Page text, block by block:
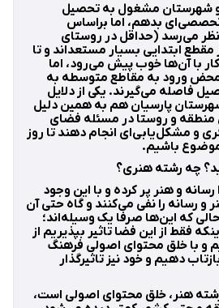
شهرستان مشغول به تحصیل
تحصصی‌ای بدهم، اما براساس
می‌رسد (حداقل در روستای
ابتدایی بسیار مستعداند و تا
با آن‌ها خوب پیش می‌رود، اما
ورود به مقاطع متوسطه به
فاصله می‌گیرند. یکی از دلایل
پارسیان هم به همین دلیل
منطقه و روستا در مسئله فضای
و مشکل‌یابی‌ای انجام دهند تا روز
باشیم.
چه رشته هنری؟
رسانه و هنر پر کرده و با این وجود
و رسانه را نفی می‌کنند و گاه حتی آن
که این‌ها صرفا یک وسیله‌اند؛
فقط از این فضا تاثیر بپذیریم از
و با خلق محتوای اصولی فرهنگ
دهیم و خود نیز تاثیرگذار
هنر، خلق محتوای اصولی است،